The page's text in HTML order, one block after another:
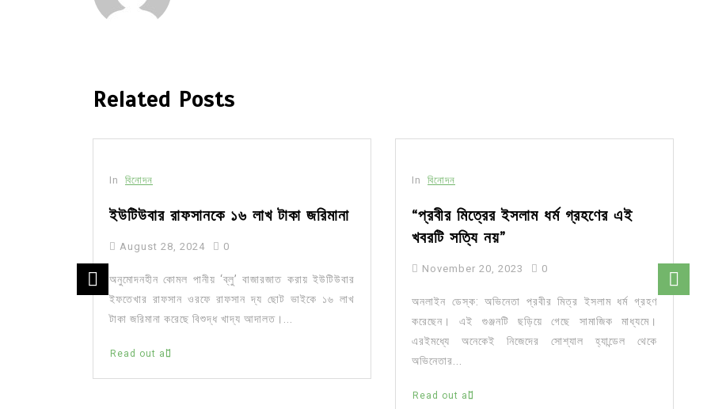
Related Posts
In বিনোদন
ইউটিউবার রাফসানকে ১৬ লাখ টাকা জরিমানা
August 28, 2024 0
অনুমোদনহীন কোমল পানীয় ‘ব্লু’ বাজারজাত করায় ইউটিউবার
ইফতেখার রাফসান ওরফে রাফসান দ্য ছোট ভাইকে ১৬ লাখ
টাকা জরিমানা করেছে বিশুদ্ধ খাদ্য আদালত।...
Read out all
In বিনোদন
“প্রবীর মিত্রের ইসলাম ধর্ম গ্রহণের এই
খবরটি সত্যি নয়”
November 20, 2023 0
অনলাইন ডেস্ক: অভিনেতা প্রবীর মিত্র ইসলাম ধর্ম গ্রহণ
করেছেন। এই গুঞ্জনটি ছড়িয়ে গেছে সামাজিক মাধ্যমে।
এরইমধ্যে অনেকেই নিজেদের সোশ্যাল হ্যান্ডেল থেকে
অভিনেতার...
Read out all